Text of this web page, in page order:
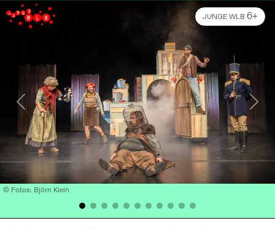
© Fotos: Björn Klein
Previous Next
JUNGE WLB 6+